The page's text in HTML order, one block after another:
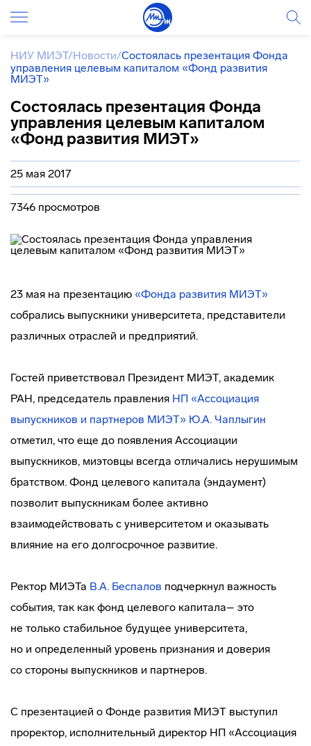
НИУ МИЭТ/Новости/Состоялась презентация Фонда
управления целевым капиталом «Фонд развития
МИЭТ»
Состоялась презентация Фонда
управления целевым капиталом
«Фонд развития МИЭТ»
25 мая 2017
7346 просмотров
23 мая на презентацию «Фонда развития МИЭТ»
собрались выпускники университета, представители
различных отраслей и предприятий.
Гостей приветствовал Президент МИЭТ, академик
РАН, председатель правления НП «Ассоциация
выпускников и партнеров МИЭТ» Ю.А. Чаплыгин
отметил, что еще до появления Ассоциации
выпускников, миэтовцы всегда отличались нерушимым
братством. Фонд целевого капитала (эндаумент)
позволит выпускникам более активно
взаимодействовать с университетом и оказывать
влияние на его долгосрочное развитие.
Ректор МИЭТа В.А. Беспалов подчеркнул важность
события, так как фонд целевого капитала– это
не только стабильное будущее университета,
но и определенный уровень признания и доверия
со стороны выпускников и партнеров.
С презентацией о Фонде развития МИЭТ выступил
проректор, исполнительный директор НП «Ассоциация